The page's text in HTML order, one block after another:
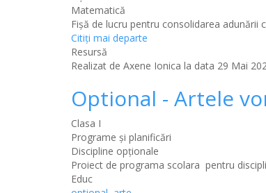
Matematică
Fișă de lucru pentru consolidarea
Citiţi mai departe
Resursă
Realizat de Axene Ionica la data 29 Mai
Optional - Artele
Clasa I
Programe și planificări
Discipline opţionale
Proiect de programa scolara pentru
Educ